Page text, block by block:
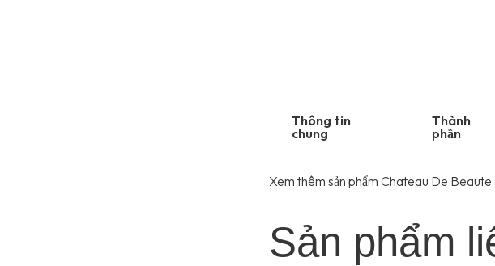
Thông tin
chung
Thành
phần
Xem thêm sản phẩm Chateau De Beaute
Sản phẩm